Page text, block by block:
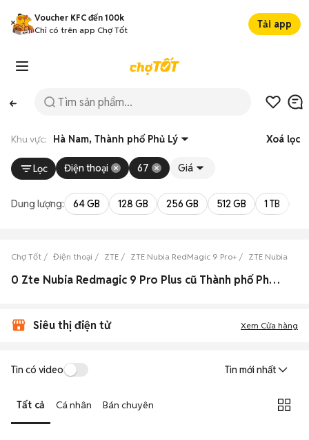
Voucher KFC đến 100k
Chỉ có trên app Chợ Tốt
Tải app
Khu vực: Hà Nam, Thành phố Phủ Lý Xoá lọc
Lọc Điện thoại 67 Giá
Dung lượng: 64 GB 128 GB 256 GB 512 GB 1 TB
Chợ Tốt Điện thoại ZTE ZTE Nubia RedMagic 9 Pro+ ZTE Nubia
0 Zte Nubia Redmagic 9 Pro Plus cũ Thành phố Phủ Lý, Hà Nam đẹp
Siêu thị điện tử Xem Cửa hàng
Tin có video Tin mới nhất
Tất cả Cá nhân Bán chuyên